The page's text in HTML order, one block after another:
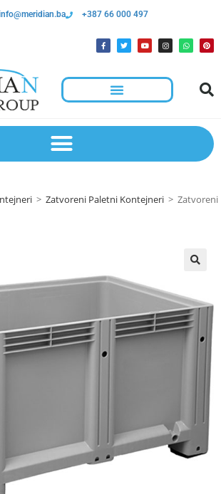
+387 66 000 497
> Zatvoreni Paletni Kontejneri > Zatvoreni